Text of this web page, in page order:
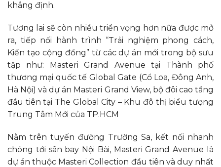
khẳng định.
Tương lai sẽ còn nhiều triển vọng hơn nữa được mở
ra, tiếp nối hành trình “Trải nghiệm phong cách,
Kiến tạo cộng đồng” từ các dự án mới trong bộ sưu
tập như: Masteri Grand Avenue tại Thành phố
thương mại quốc tế Global Gate (Cổ Loa, Đông Anh,
Hà Nội) và dự án Masteri Grand View, bộ đôi cao tầng
đầu tiên tại The Global City – Khu đô thị biểu tượng
Trung Tâm Mới của TP.HCM
Nằm trên tuyến đường Trường Sa, kết nối nhanh
chóng tới sân bay Nội Bài, Masteri Grand Avenue là
dự án thuộc Masteri Collection đầu tiên và duy nhất